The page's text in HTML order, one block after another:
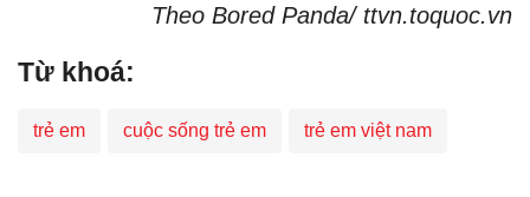
Theo Bored Panda/ ttvn.toquoc.vn
Từ khoá:
trẻ em cuộc sống trẻ em trẻ em việt nam